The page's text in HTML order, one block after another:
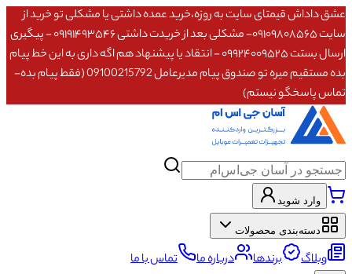
عشق داداش قیمتای سایت به روزه،خرید عمده داشتی یا مشکلی تو خرید از
سایت ۰۹۱۰۹۸۰۸۵۶۵- مشکلی بعد از خریدت داشتی ۰۹۱۹۱۴۹۳۵۴۶ - پیگیری
ارسال بستت ۰۹۹۲۴۰۰۹۵۲۵ - انتقاد یا پیشنهاد هم اگه داری به این خط پیام
بده مستقیم میره تو صندوق پیام مدیرعامل 09100215792 (فقط پیام بده-
تماس پاسخگو نیستم)
وارد شوید
دسته‌بندی محصولات
وبلاگ برندها درباره ما تماس با ما